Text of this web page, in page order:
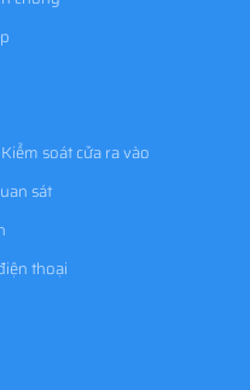
soát cửa ra vào
sát
thoại